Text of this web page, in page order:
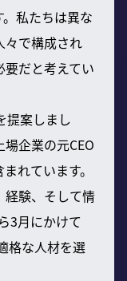
私たちは異な
々で構成され
だと考えてい
提案しまし
企業の元CEO
れています。
経験、そして情
3月にかけて
格な人材を選